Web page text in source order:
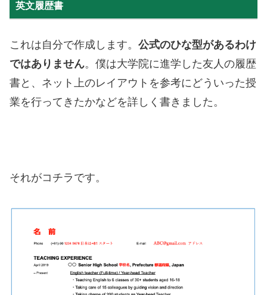
英文履歴書
これは自分で作成します。 公式のひな型があるわけ
ではありません。僕は大学院に進学した友人の履歴
書と、ネット上のレイアウトを参考にどういった授
業を行ってきたかなどを詳しく書きました。
それがコチラです。